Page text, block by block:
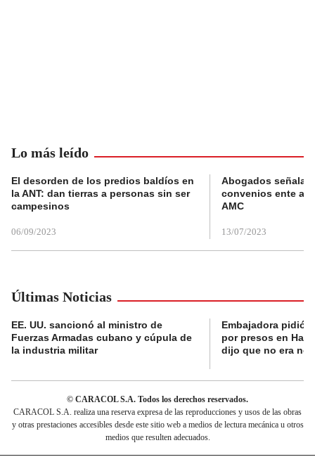
Lo más leído
El desorden de los predios baldíos en
la ANT: dan tierras a personas sin ser
campesinos
06/09/2023
Abogados
convenios ente
AMC
13/07/2023
Últimas Noticias
EE. UU. sancionó al ministro de
Fuerzas Armadas cubano y cúpula de
la industria militar
Embajadora pidió
por presos en
dijo que no era
© CARACOL S.A. Todos los derechos reservados.
CARACOL S.A. realiza una reserva expresa de las reproducciones y usos de las obras
y otras prestaciones accesibles desde este sitio web a medios de lectura mecánica u otros
medios que resulten adecuados.